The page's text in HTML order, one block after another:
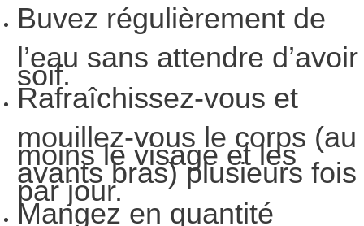
Buvez régulièrement de
l’eau sans attendre d’avoir
soif.
Rafraîchissez-vous et
mouillez-vous le corps (au
moins le visage et les
avants bras) plusieurs fois
par jour.
Mangez en quantité